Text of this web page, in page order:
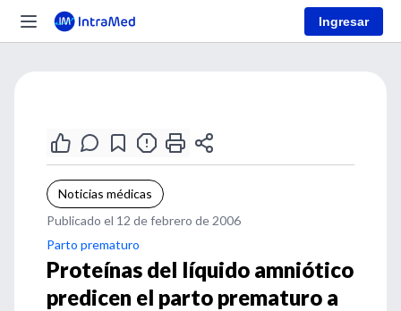
Ingresar
Noticias médicas
Publicado el 12 de febrero de 2006
Parto prematuro
Proteínas del líquido amniótico
predicen el parto prematuro a